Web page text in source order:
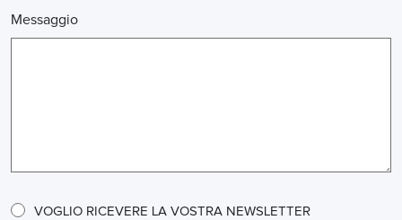
Messaggio
VOGLIO RICEVERE LA VOSTRA NEWSLETTER